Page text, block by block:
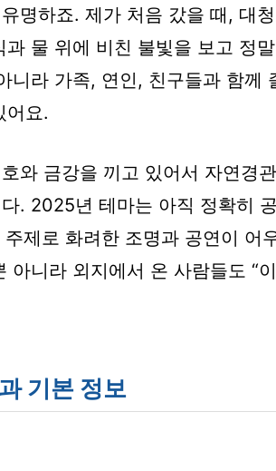
명하죠. 제가 처음 갔을 때, 대
과 물 위에 비친 불빛을 보고 정
니라 가족, 연인, 친구들과 함께
어요.
와 금강을 끼고 있어서 자연경
. 2025년 테마는 아직 정확히
주제로 화려한 조명과 공연이 어
아니라 외지에서 온 사람들도 “
기본 정보